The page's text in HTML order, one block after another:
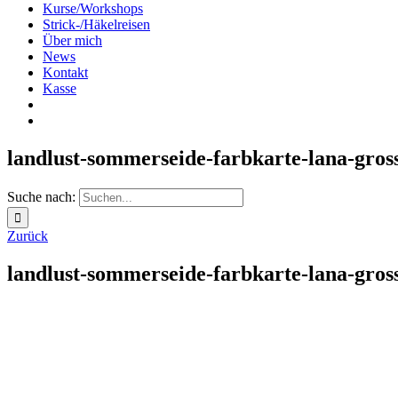
Kurse/Workshops
Strick-/Häkelreisen
Über mich
News
Kontakt
Kasse
landlust-sommerseide-farbkarte-lana-
Suche nach:
Zurück
landlust-sommerseide-farbkarte-lana-